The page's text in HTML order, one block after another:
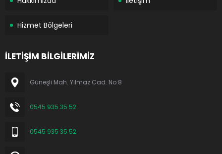
Hizmet Bölgeleri
İLETİŞİM BİLGİLERİMİZ
Güneşli Mah. Yılmaz Cad. No:8
0545 935 35 52
0545 935 35 52